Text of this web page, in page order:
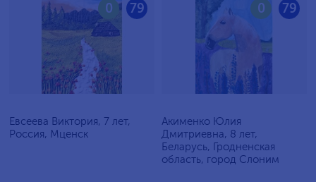
79
0
Евсеева Виктория, 7 лет,
Россия, Мценск
79
0
Акименко Юлия
Дмитриевна, 8 лет,
Беларусь, Гродненская
область, город Слоним